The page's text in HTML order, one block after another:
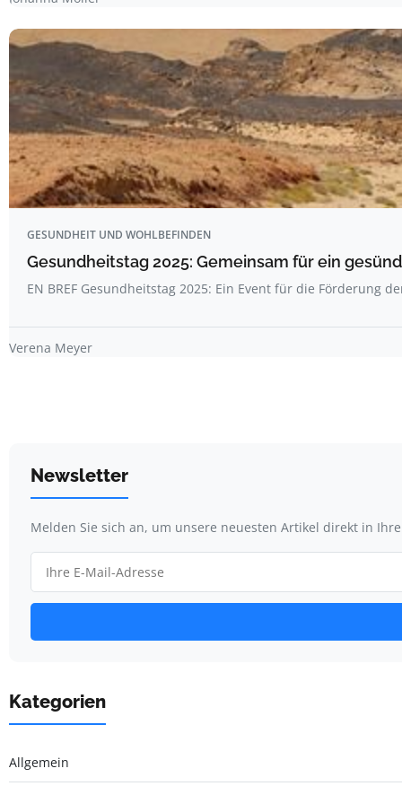
GESUNDHEIT UND WOHLBEFINDEN
Gesundheitstag 2025: Gemeinsam für ein
EN BREF Gesundheitstag 2025: Ein Event für die Förderung
Verena Meyer
Newsletter
Melden Sie sich an, um unsere neuesten Artikel direkt in
Kategorien
Allgemein